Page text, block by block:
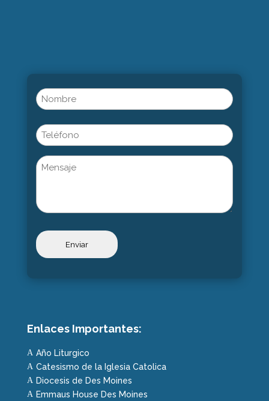
Name
(Obligatorio)
Phone
Untitled
Enlaces Importantes:
A Año Liturgico
A Catesismo de la Iglesia Catolica
A Diocesis de Des Moines
A Emmaus House Des Moines